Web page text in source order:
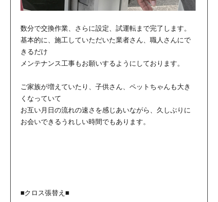
数分で交換作業、さらに設定、試運転まで完了します。
基本的に、施工していただいた業者さん、職人さんにで
きるだけ
メンテナンス工事もお願いするようにしております。
ご家族が増えていたり、子供さん、ペットちゃんも大き
くなっていて
お互い月日の流れの速さを感じあいながら、久しぶりに
お会いできるうれしい時間でもあります。
■クロス張替え■